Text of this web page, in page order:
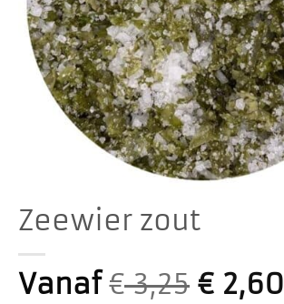
Zeewier zout
Vanaf€3,25 €2,60